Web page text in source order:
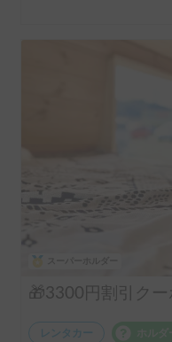
レンタカー